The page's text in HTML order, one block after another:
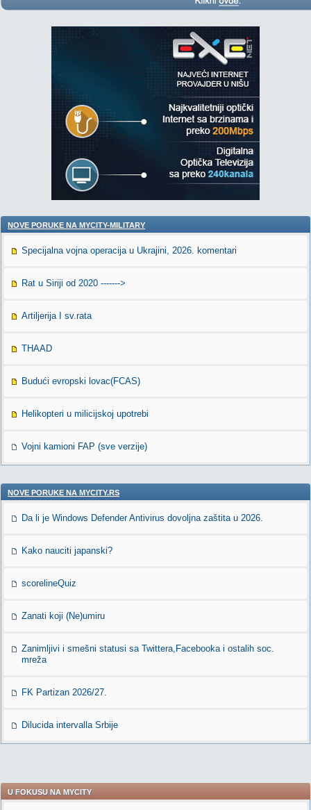
NOVE PORUKE NA MYCITY-MILITARY
Specijalna vojna operacija u Ukrajini, 2026. komentari
Rat u Siriji od 2020 ------->
Artiljerija I sv.rata
THAAD
Budući evropski lovac(FCAS)
Helikopteri u milicijskoj upotrebi
Vojni kamioni FAP (sve verzije)
NOVE PORUKE NA MYCITY.RS
Da li je Windows Defender Antivirus dovoljna zaštita u 2026.
Kako nauciti japanski?
scorelineQuiz
Zanati koji (Ne)umiru
Zanimljivi i smešni statusi sa Twittera,Facebooka i ostalih soc.
mreža
FK Partizan 2026/27.
Dilucida intervalla Srbije
U FOKUSU NA MYCITY